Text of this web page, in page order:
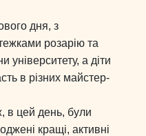
дня, з
розарію та
університету, а діти
в різних майстер-
в цей день, були
кращі, активні